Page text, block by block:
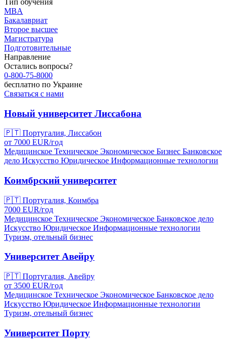
MBA
Бакалавриат
Второе высшее
Магистратура
Подготовительные
Направление
Остались вопросы?
0-800-75-8000
бесплатно по Украине
Связаться с нами
Новый университет Лиссабона
🇵🇹 Португалия, Лиссабон
от 7000 EUR/год
Медицинское Техническое Экономическое Бизнес Банковское
дело Искусство Юридическое Информационные технологии
Коимбрский университет
🇵🇹 Португалия, Коимбра
7000 EUR/год
Медицинское Техническое Экономическое Банковское дело
Искусство Юридическое Информационные технологии
Туризм, отельный бизнес
Университет Авейру
🇵🇹 Португалия, Авейру
от 3500 EUR/год
Медицинское Техническое Экономическое Банковское дело
Искусство Юридическое Информационные технологии
Туризм, отельный бизнес
Университет Порту